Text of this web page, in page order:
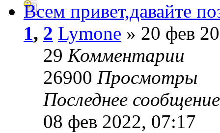
Всем привет,давайте
1, 2 Lymone » 20 фев
29 Комментарии
26900 Просмотры
Последнее
08 фев 2022, 07:17